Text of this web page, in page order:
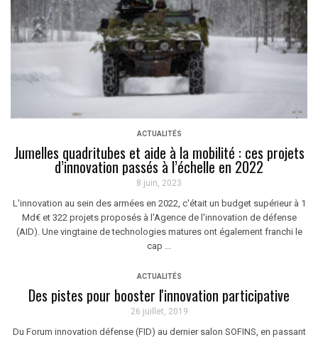
ACTUALITÉS
Jumelles quadritubes et aide à la mobilité : ces projets
d’innovation passés à l’échelle en 2022
8 juin, 2023
L'innovation au sein des armées en 2022, c'était un budget supérieur à 1
Md€ et 322 projets proposés à l'Agence de l'innovation de défense
(AID). Une vingtaine de technologies matures ont également franchi le
cap ...
ACTUALITÉS
Des pistes pour booster l'innovation participative
26 juillet, 2019
Du Forum innovation défense (FID) au dernier salon SOFINS, en passant